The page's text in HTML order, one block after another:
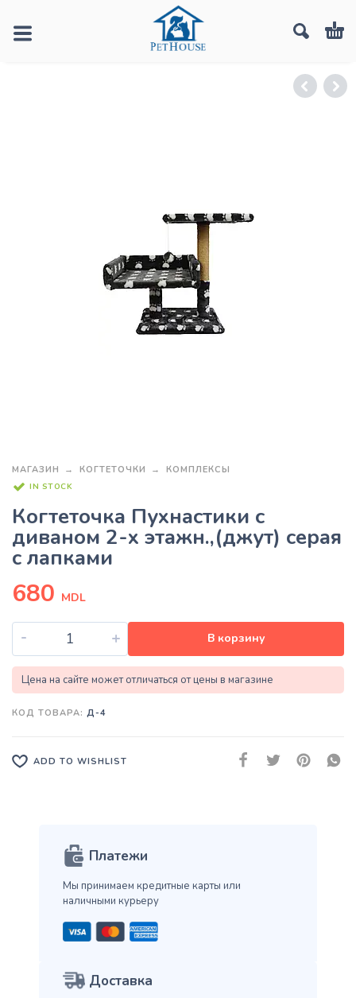
МАГАЗИН КОГТЕТОЧКИ КОМПЛЕКСЫ
IN STOCK
Когтеточка Пухнастики с
диваном 2-х этажн.,(джут) серая
с лапками
680 MDL
- + В корзину
Цена на сайте может отличаться от цены в магазине
КОД ТОВАРА: Д-4
ADD TO WISHLIST
Платежи
Мы принимаем кредитные карты или
наличными курьеру
Доставка